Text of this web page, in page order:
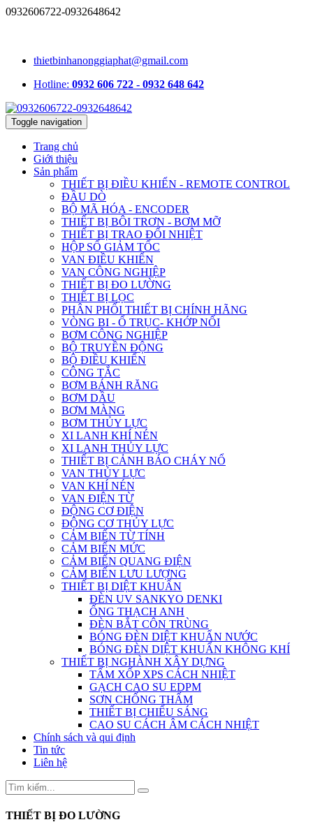
0932606722-0932648642
thietbinhanonggiaphat@gmail.com
Hotline: 0932 606 722 - 0932 648 642
Toggle navigation
Trang chủ
Giới thiệu
Sản phẩm
THIẾT BỊ ĐIỀU KHIỂN - REMOTE CONTROL
ĐẦU DÒ
BỘ MÃ HÓA - ENCODER
THIẾT BỊ BÔI TRƠN - BƠM MỠ
THIẾT BỊ TRAO ĐỔI NHIỆT
HỘP SỐ GIẢM TỐC
VAN ĐIỀU KHIỂN
VAN CÔNG NGHIỆP
THIẾT BỊ ĐO LƯỜNG
THIẾT BỊ LỌC
PHÂN PHỐI THIẾT BỊ CHÍNH HÃNG
VÒNG BI - Ổ TRỤC- KHỚP NỐI
BƠM CÔNG NGHIỆP
BỘ TRUYỀN ĐỘNG
BỘ ĐIỀU KHIỂN
CÔNG TẮC
BƠM BÁNH RĂNG
BƠM DẦU
BƠM MÀNG
BƠM THỦY LỰC
XI LANH KHÍ NÉN
XI LANH THỦY LỰC
THIẾT BỊ CẢNH BÁO CHÁY NỔ
VAN THỦY LỰC
VAN KHÍ NÉN
VAN ĐIỆN TỪ
ĐỘNG CƠ ĐIỆN
ĐỘNG CƠ THỦY LỰC
CẢM BIẾN TỪ TÍNH
CẢM BIẾN MỨC
CẢM BIẾN QUANG ĐIỆN
CẢM BIẾN LƯU LƯỢNG
THIẾT BỊ DIỆT KHUẨN
ĐÈN UV SANKYO DENKI
ỐNG THẠCH ANH
ĐÈN BẮT CÔN TRÙNG
BÓNG ĐÈN DIỆT KHUẨN NƯỚC
BÓNG ĐÈN DIỆT KHUẨN KHÔNG KHÍ
THIẾT BỊ NGHÀNH XÂY DỰNG
TẤM XỐP XPS CÁCH NHIỆT
GẠCH CAO SU EDPM
SƠN CHỐNG THẤM
THIẾT BỊ CHIẾU SÁNG
CAO SU CÁCH ÂM CÁCH NHIỆT
Chính sách và qui định
Tin tức
Liên hệ
THIẾT BỊ ĐO LƯỜNG